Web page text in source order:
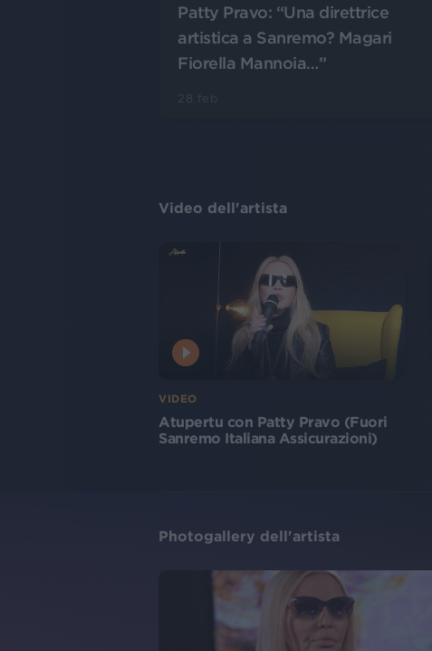
Patty Pravo: “Una direttrice
artistica a Sanremo? Magari
Fiorella Mannoia…”
Video dell'artista
VIDEO
Atupertu con Patty Pravo (Fuori
Sanremo Italiana Assicurazioni)
Photogallery dell'artista